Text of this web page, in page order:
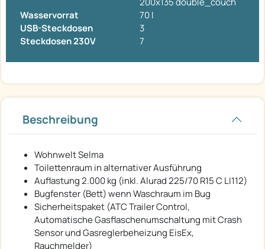
Wasservorrat
70 l
USB-Steckdosen
3
Steckdosen 230V
7
Beschreibung
Wohnwelt Selma
Toilettenraum in alternativer Ausführung
Auflastung 2.000 kg (inkl. Alurad 225/70 R15 C LI112)
Bugfenster (Bett) wenn Waschraum im Bug
Sicherheitspaket (ATC Trailer Control,
Automatische Gasflaschenumschaltung mit Crash
Sensor und Gasreglerbeheizung EisEx,
Rauchmelder)